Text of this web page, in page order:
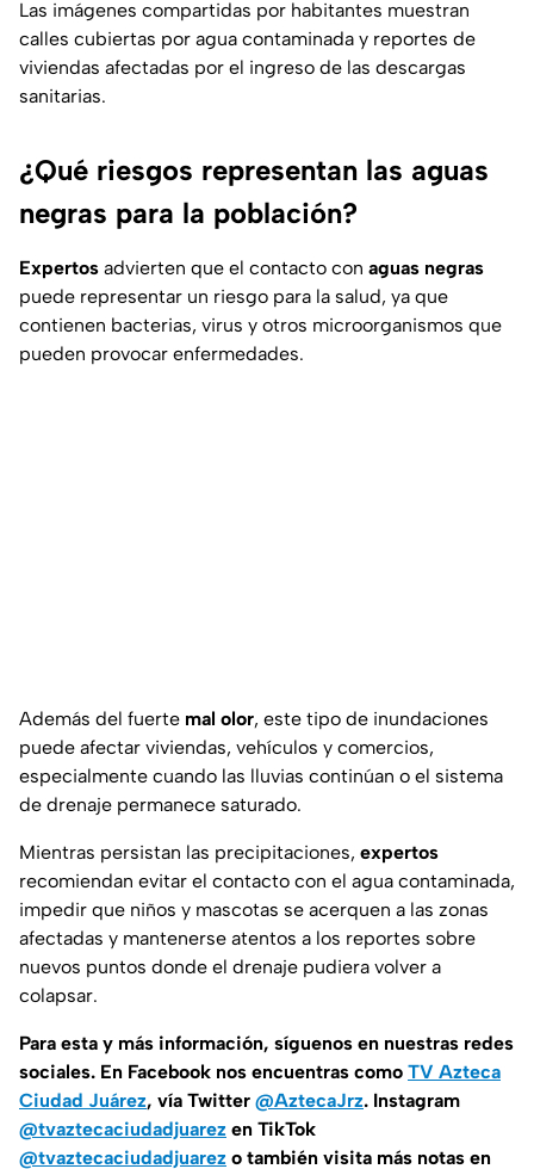
Las imágenes compartidas por habitantes muestran
calles cubiertas por agua contaminada y reportes de
viviendas afectadas por el ingreso de las descargas
sanitarias.
¿Qué riesgos representan las aguas
negras para la población?
Expertos advierten que el contacto con aguas negras
puede representar un riesgo para la salud, ya que
contienen bacterias, virus y otros microorganismos que
pueden provocar enfermedades.
Además del fuerte mal olor, este tipo de inundaciones
puede afectar viviendas, vehículos y comercios,
especialmente cuando las lluvias continúan o el sistema
de drenaje permanece saturado.
Mientras persistan las precipitaciones, expertos
recomiendan evitar el contacto con el agua contaminada,
impedir que niños y mascotas se acerquen a las zonas
afectadas y mantenerse atentos a los reportes sobre
nuevos puntos donde el drenaje pudiera volver a
colapsar.
Para esta y más información, síguenos en nuestras redes
sociales. En Facebook nos encuentras como TV Azteca
Ciudad Juárez, vía Twitter @AztecaJrz. Instagram
@tvaztecaciudadjuarez en TikTok
@tvaztecaciudadjuarez o también visita más notas en